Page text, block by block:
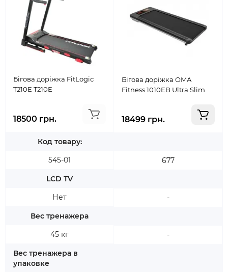
Бігова доріжка FitLogic
T210E T210E
18500 грн.
Код товару:
545-01
LCD TV
Нет
Вес тренажера
45 кг
Вес тренажера в
упаковке
Бігова доріжка OMA
Fitness 1010EB Ultra Slim
18499 грн.
677
-
-